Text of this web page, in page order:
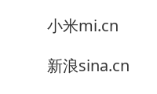
小米mi.cn
新浪sina.cn